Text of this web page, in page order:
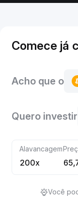
Comece já
Acho que o
Quero investir
Alavancagem
200x
Você